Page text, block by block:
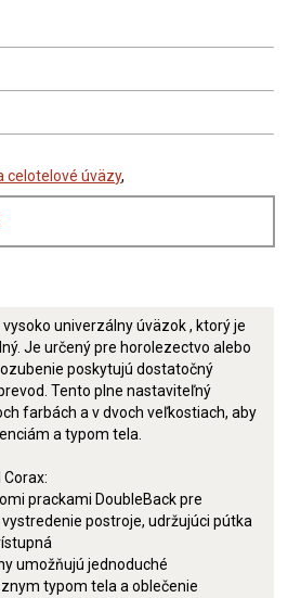
celotelové úväzy,
univerzálny úväzok , ktorý je
Je určený pre horolezectvo alebo
poskytujú dostatočný
Tento plne nastaviteľný
farbách a v dvoch veľkostiach, aby
a typom tela.
prackami DoubleBack pre
postroje, udržujúci pútka
umožňujú jednoduché
typom tela a oblečenie